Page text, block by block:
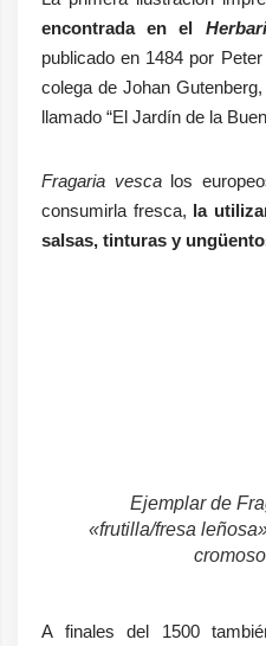
encontrada en el
publicado en 1484 por
colega de Johan
llamado “El Jardín de la
Fragaria vescalos
consumirla fresca, la
salsas, tinturas y
Ejemplar de
«frutilla/fresa
A finales del 1500